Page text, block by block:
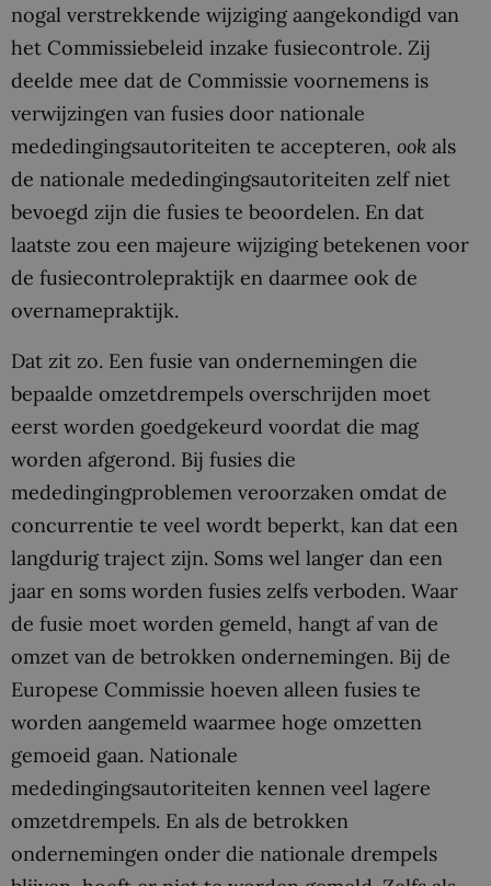
nogal verstrekkende wijziging aangekondigd van
het Commissiebeleid inzake fusiecontrole. Zij
deelde mee dat de Commissie voornemens is
verwijzingen van fusies door nationale
mededingingsautoriteiten te accepteren, ook als
de nationale mededingingsautoriteiten zelf niet
bevoegd zijn die fusies te beoordelen. En dat
laatste zou een majeure wijziging betekenen voor
de fusiecontrolepraktijk en daarmee ook de
overnamepraktijk.
Dat zit zo. Een fusie van ondernemingen die
bepaalde omzetdrempels overschrijden moet
eerst worden goedgekeurd voordat die mag
worden afgerond. Bij fusies die
mededingingproblemen veroorzaken omdat de
concurrentie te veel wordt beperkt, kan dat een
langdurig traject zijn. Soms wel langer dan een
jaar en soms worden fusies zelfs verboden. Waar
de fusie moet worden gemeld, hangt af van de
omzet van de betrokken ondernemingen. Bij de
Europese Commissie hoeven alleen fusies te
worden aangemeld waarmee hoge omzetten
gemoeid gaan. Nationale
mededingingsautoriteiten kennen veel lagere
omzetdrempels. En als de betrokken
ondernemingen onder die nationale drempels